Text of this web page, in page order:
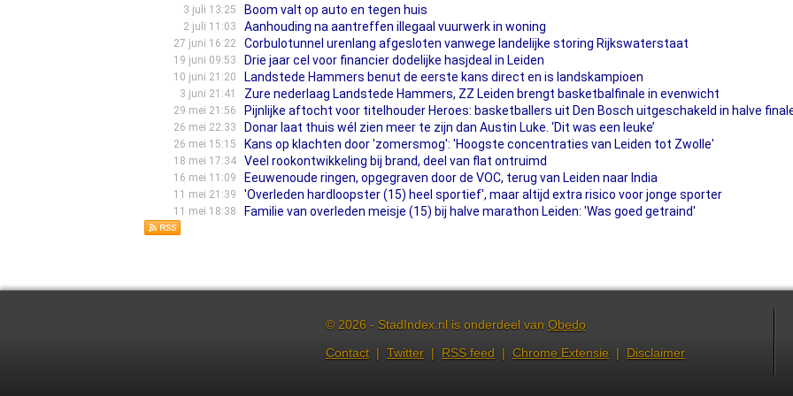
3 juli 13:25 Boom valt op auto en tegen huis
2 juli 11:03 Aanhouding na aantreffen illegaal vuurwerk in woning
27 juni 16:22 Corbulotunnel urenlang afgesloten vanwege landelijke storing Rijkswaterstaat
19 juni 09:53 Drie jaar cel voor financier dodelijke hasjdeal in Leiden
10 juni 21:20 Landstede Hammers benut de eerste kans direct en is landskampioen
3 juni 21:41 Zure nederlaag Landstede Hammers, ZZ Leiden brengt basketbalfinale in evenwicht
29 mei 21:56 Pijnlijke aftocht voor titelhouder Heroes: basketballers uit Den Bosch uitgeschakeld in halve
26 mei 22:33 Donar laat thuis wél zien meer te zijn dan Austin Luke. ‘Dit was een leuke’
26 mei 15:15 Kans op klachten door 'zomersmog': 'Hoogste concentraties van Leiden tot Zwolle'
18 mei 17:34 Veel rookontwikkeling bij brand, deel van flat ontruimd
16 mei 11:09 Eeuwenoude ringen, opgegraven door de VOC, terug van Leiden naar India
11 mei 21:39 'Overleden hardloopster (15) heel sportief', maar altijd extra risico voor jonge sporter
11 mei 18:38 Familie van overleden meisje (15) bij halve marathon Leiden: 'Was goed getraind'
© 2026 - StadIndex.nl is onderdeel van Obedo
Contact | Twitter | RSS feed | Chrome Extensie | Disclaimer